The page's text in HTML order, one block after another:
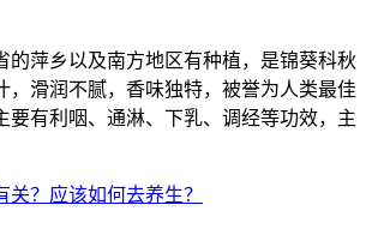
的萍乡以及南方地区有种植，是锦葵科秋
，滑润不腻，香味独特，被誉为人类最佳
要有利咽、通淋、下乳、调经等功效，主